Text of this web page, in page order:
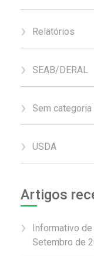
Relatórios
SEAB/DERAL
Sem categoria
USDA
Artigos
Informativo
Setembro de